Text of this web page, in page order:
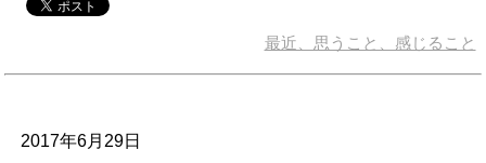
最近、思うこと、感じること
2017年6月29日